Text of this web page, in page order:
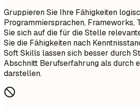
Gruppieren Sie Ihre Fähigkeiten
Programmiersprachen, Frameworks,
Sie sich auf die für die Stelle
Sie die Fähigkeiten nach
Soft Skills lassen sich besser durch
Abschnitt Berufserfahrung als durch
darstellen.